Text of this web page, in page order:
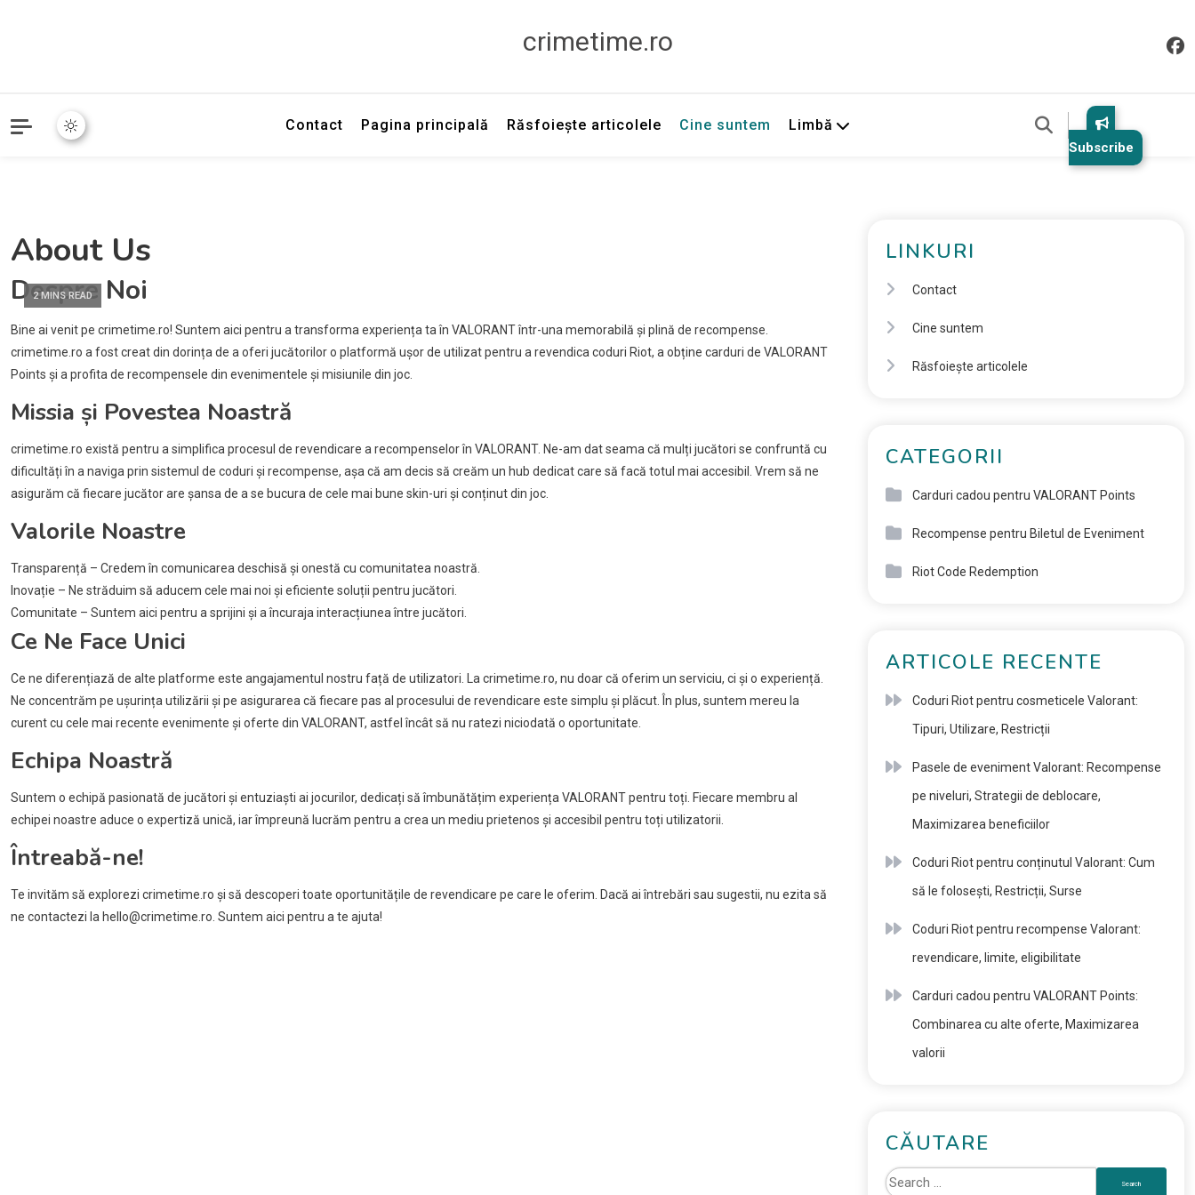
crimetime.ro
Contact Pagina principală Răsfoiește articolele Cine suntem Limbă
Subscribe
About Us
2 MINS READ
Despre Noi
Bine ai venit pe crimetime.ro! Suntem aici pentru a transforma experiența ta în VALORANT într-una memorabilă și plină de recompense.
crimetime.ro a fost creat din dorința de a oferi jucătorilor o platformă ușor de utilizat pentru a revendica coduri Riot, a obține carduri de VALORANT
Points și a profita de recompensele din evenimentele și misiunile din joc.
Missia și Povestea Noastră
crimetime.ro există pentru a simplifica procesul de revendicare a recompenselor în VALORANT. Ne-am dat seama că mulți jucători se confruntă cu
dificultăți în a naviga prin sistemul de coduri și recompense, așa că am decis să creăm un hub dedicat care să facă totul mai accesibil. Vrem să ne
asigurăm că fiecare jucător are șansa de a se bucura de cele mai bune skin-uri și conținut din joc.
Valorile Noastre
Transparență – Credem în comunicarea deschisă și onestă cu comunitatea noastră.
Inovație – Ne străduim să aducem cele mai noi și eficiente soluții pentru jucători.
Comunitate – Suntem aici pentru a sprijini și a încuraja interacțiunea între jucători.
Ce Ne Face Unici
Ce ne diferențiază de alte platforme este angajamentul nostru față de utilizatori. La crimetime.ro, nu doar că oferim un serviciu, ci și o experiență.
Ne concentrăm pe ușurința utilizării și pe asigurarea că fiecare pas al procesului de revendicare este simplu și plăcut. În plus, suntem mereu la
curent cu cele mai recente evenimente și oferte din VALORANT, astfel încât să nu ratezi niciodată o oportunitate.
Echipa Noastră
Suntem o echipă pasionată de jucători și entuziaști ai jocurilor, dedicați să îmbunătățim experiența VALORANT pentru toți. Fiecare membru al
echipei noastre aduce o expertiză unică, iar împreună lucrăm pentru a crea un mediu prietenos și accesibil pentru toți utilizatorii.
Întreabă-ne!
Te invităm să explorezi crimetime.ro și să descoperi toate oportunitățile de revendicare pe care le oferim. Dacă ai întrebări sau sugestii, nu ezita să
ne contactezi la hello@crimetime.ro . Suntem aici pentru a te ajuta!
LINKURI
Contact
Cine suntem
Răsfoiește articolele
CATEGORII
Carduri cadou pentru VALORANT Points
Recompense pentru Biletul de Eveniment
Riot Code Redemption
ARTICOLE RECENTE
Coduri Riot pentru cosmeticele Valorant:
Tipuri, Utilizare, Restricții
Pasele de eveniment Valorant: Recompense
pe niveluri, Strategii de deblocare,
Maximizarea beneficiilor
Coduri Riot pentru conținutul Valorant: Cum
să le folosești, Restricții, Surse
Coduri Riot pentru recompense Valorant:
revendicare, limite, eligibilitate
Carduri cadou pentru VALORANT Points:
Combinarea cu alte oferte, Maximizarea
valorii
CĂUTARE